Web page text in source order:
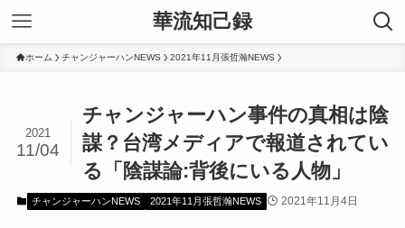
華流知己録
ホーム チャンジャーハンNEWS 2021年11月張哲瀚NEWS
チャンジャーハン事件の真相は陰
謀？台湾メディアで報道されてい
る「陰謀論:背後にいる人物」
2021
11/04
チャンジャーハンNEWS 2021年11月張哲瀚NEWS 2021年11月4日